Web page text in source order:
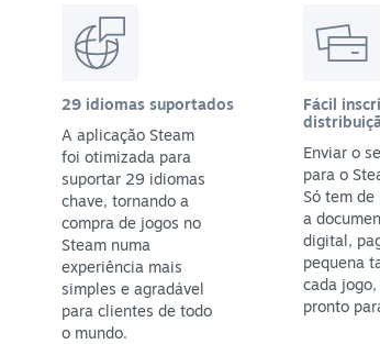
29 idiomas suportados
A aplicação Steam
foi otimizada para
suportar 29 idiomas
chave, tornando a
compra de jogos no
Steam numa
experiência mais
simples e agradável
para clientes de todo
o mundo.
Fácil
Enviar o
para o
Só tem de
a
digital,
pequena
cada
pronto